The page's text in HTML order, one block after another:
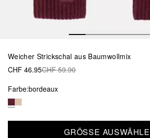
Weicher Strickschal aus Baumwollmix
CHF 46.95CHF 59.90
Farbe:bordeaux
GRÖSSE